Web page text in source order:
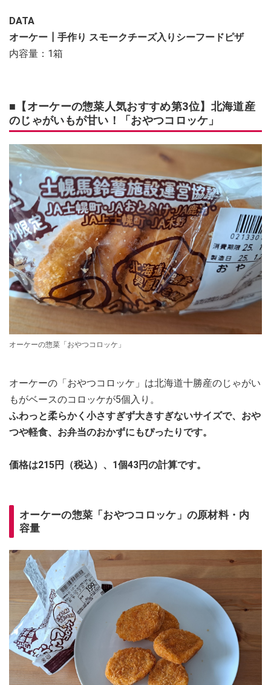
DATA
オーケー┃手作り スモークチーズ入りシーフードピザ
内容量：1箱
■【オーケーの惣菜人気おすすめ第3位】北海道産
のじゃがいもが甘い！「おやつコロッケ」
オーケーの惣菜「おやつコロッケ」
オーケーの「おやつコロッケ」は北海道十勝産のじゃがい
もがベースのコロッケが5個入り。
ふわっと柔らかく小さすぎず大きすぎないサイズで、おや
つや軽食、お弁当のおかずにもぴったりです。
価格は215円（税込）、1個43円の計算です。
オーケーの惣菜「おやつコロッケ」の原材料・内
容量